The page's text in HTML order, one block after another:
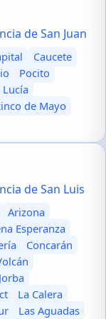
de San Juan
Caucete
Pocito
Lucía
de Mayo
de San Luis
Arizona
Esperanza
Concarán
La Calera
Las Aguadas